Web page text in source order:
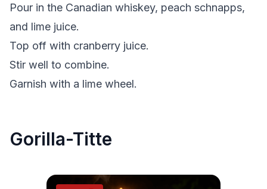
Pour in the Canadian whiskey, peach schnapps,
and lime juice.
Top off with cranberry juice.
Stir well to combine.
Garnish with a lime wheel.
Gorilla-Titte